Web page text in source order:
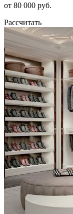
от 80 000 руб.
Рассчитать